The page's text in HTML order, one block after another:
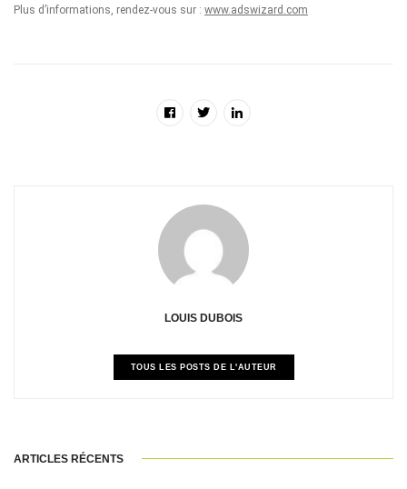
Plus d’informations, rendez-vous sur : www.adswizard.com
LOUIS DUBOIS
TOUS LES POSTS DE L'AUTEUR
ARTICLES RÉCENTS